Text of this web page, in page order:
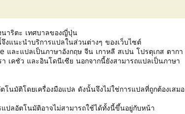
นาริตะ เทศบาลของญี่ปุ่น
งแนะนำบริการแปลในส่วนต่างๆ ของเว็บไซต์
และแปลเป็นภาษาอังกฤษ จีน เกาหลี สเปน โปรตุเกส ตากา
เคชัว และอินโดนีเซีย นอกจากนี้ยังสามารถแปลเป็นภาษา
นมัติโดยเครื่องมือแปล ดังนั้นจึงไม่ใช่การแปลที่ถูกต้องเสมอ
ปลอัตโนมัติอาจไม่สามารถใช้ได้ทั้งนี้ขึ้นอยู่กับหน้า